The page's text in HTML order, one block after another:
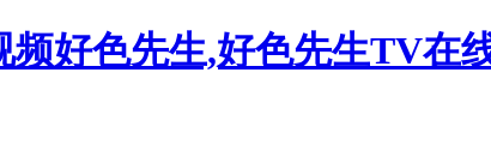
好色先生,好色先生TV在